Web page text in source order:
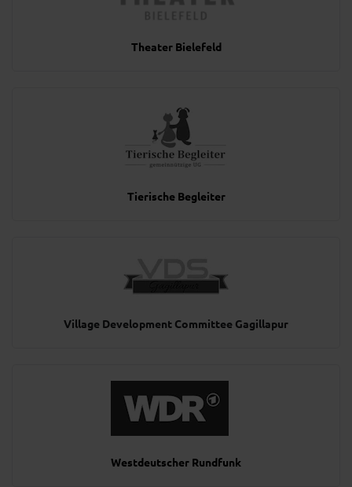
Theater Bielefeld
Tierische Begleiter
Village Development Committee Gagillapur
Westdeutscher Rundfunk